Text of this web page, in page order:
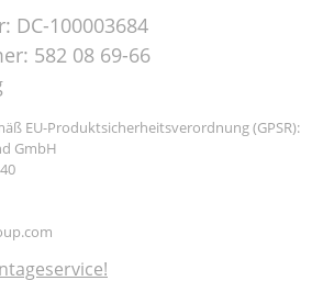
DC-100003684
582 08 69-66
EU-Produktsicherheitsverordnung (GPSR):
GmbH